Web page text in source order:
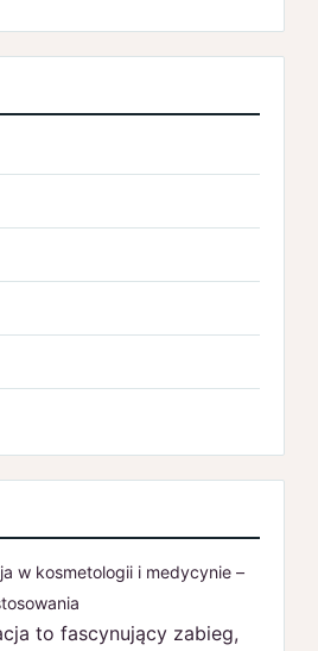
w kosmetologii i medycynie –
to fascynujący zabieg,